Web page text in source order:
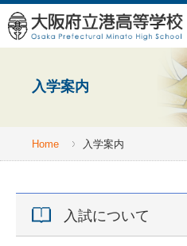
入学案内
Home 入学案内
入試について